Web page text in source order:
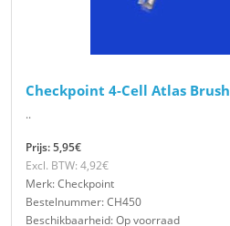
Checkpoint 4-Cell Atlas Brush
..
Prijs: 5,95€
Excl. BTW: 4,92€
Merk: Checkpoint
Bestelnummer: CH450
Beschikbaarheid: Op voorraad